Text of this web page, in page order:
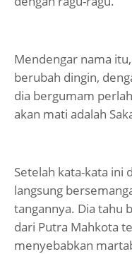
Mendengar nama
berubah dingin,
dia bergumam
akan mati adalah
Setelah kata-kata ini
langsung
tangannya. Dia tahu
dari Putra Mahkota
menyebabkan